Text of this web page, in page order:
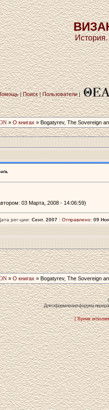
|Поиск|Пользователи|
» О книгах » Bogatyrev, The Sovereign
03 Марта, 2008 - 14:06:59)
рег-ции: Сент. 2007: Отправлено: 09
» О книгах » Bogatyrev, The Sovereign
Для оформления форума
[ Время